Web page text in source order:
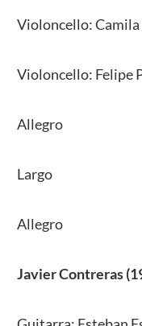
Violoncello: Camila
Violoncello: Felipe
Allegro
Largo
Allegro
Javier Contreras